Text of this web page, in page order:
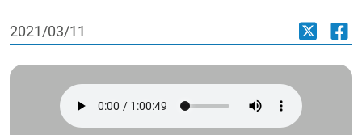
2021/03/11